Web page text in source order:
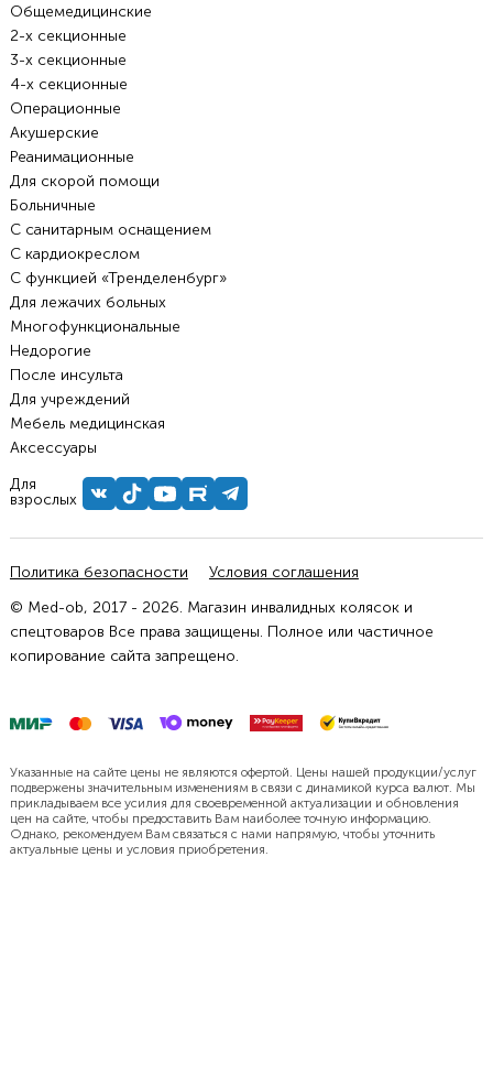
Общемедицинские
2-х секционные
3-х секционные
4-х секционные
Операционные
Акушерские
Реанимационные
Для скорой помощи
Больничные
С санитарным оснащением
С кардиокреслом
С функцией «Тренделенбург»
Для лежачих больных
Многофункциональные
Недорогие
После инсульта
Для учреждений
Мебель медицинская
Аксессуары
Для
взрослых
Политика безопасности
Условия соглашения
© Med-ob, 2017 - 2026. Магазин инвалидных колясок и
спецтоваров Все права защищены. Полное или частичное
копирование сайта запрещено.
Указанные на сайте цены не являются офертой. Цены нашей продукции/услуг
подвержены значительным изменениям в связи с динамикой курса валют. Мы
прикладываем все усилия для своевременной актуализации и обновления
цен на сайте, чтобы предоставить Вам наиболее точную информацию.
Однако, рекомендуем Вам связаться с нами напрямую, чтобы уточнить
актуальные цены и условия приобретения.